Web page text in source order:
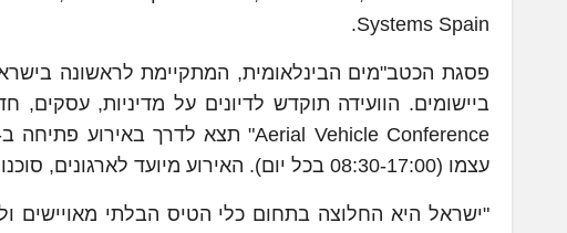
Systems Spain.
פסגת הכטב"מים הבינלאומית, המתקיימת לראשונה
עצמו (08:30-17:00 בכל יום). האירוע מיועד לארגונים, סוכנויות, אגודות וממשלות, למגזר העסקי, ולאנשי ונשות אקדמיה.
"ישראל היא החלוצה בתחום כלי הטיס הבלתי